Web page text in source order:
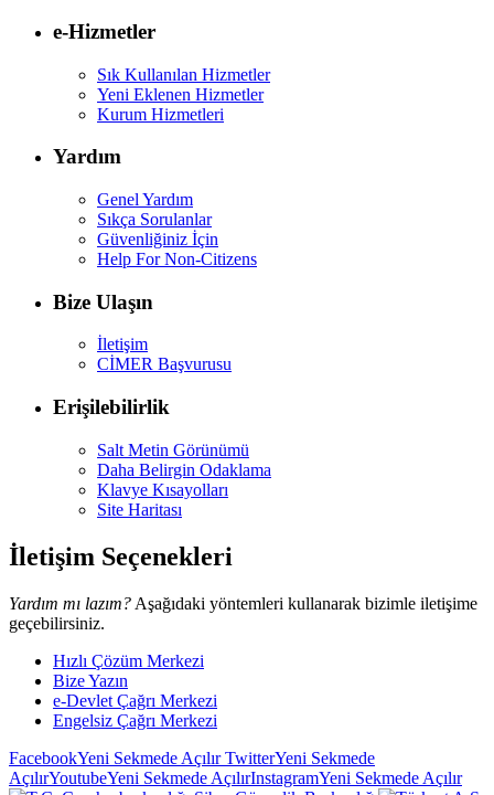
e-Hizmetler
Sık Kullanılan Hizmetler
Yeni Eklenen Hizmetler
Kurum Hizmetleri
Yardım
Genel Yardım
Sıkça Sorulanlar
Güvenliğiniz İçin
Help For Non-Citizens
Bize Ulaşın
İletişim
CİMER Başvurusu
Erişilebilirlik
Salt Metin Görünümü
Daha Belirgin Odaklama
Klavye Kısayolları
Site Haritası
İletişim Seçenekleri
Yardım mı lazım? Aşağıdaki yöntemleri kullanarak bizimle iletişime
geçebilirsiniz.
Hızlı Çözüm Merkezi
Bize Yazın
e-Devlet Çağrı Merkezi
Engelsiz Çağrı Merkezi
FacebookYeni Sekmede AçılırTwitterYeni Sekmede
AçılırYoutubeYeni Sekmede AçılırInstagramYeni Sekmede Açılır